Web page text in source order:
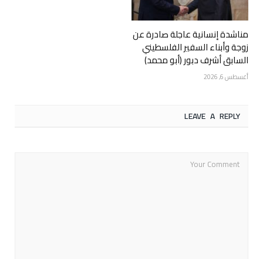
مناشدة إنسانية عاجلة صادرة عن
زوجة وأبناء السفير الفلسطيني
السابق أشرف دبور (أبو محمد)
أغسطس 6, 2026
LEAVE A REPLY